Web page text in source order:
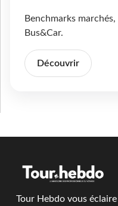
Benchmarks
Bus&Car.
Découvrir
Tour Hebdo vous